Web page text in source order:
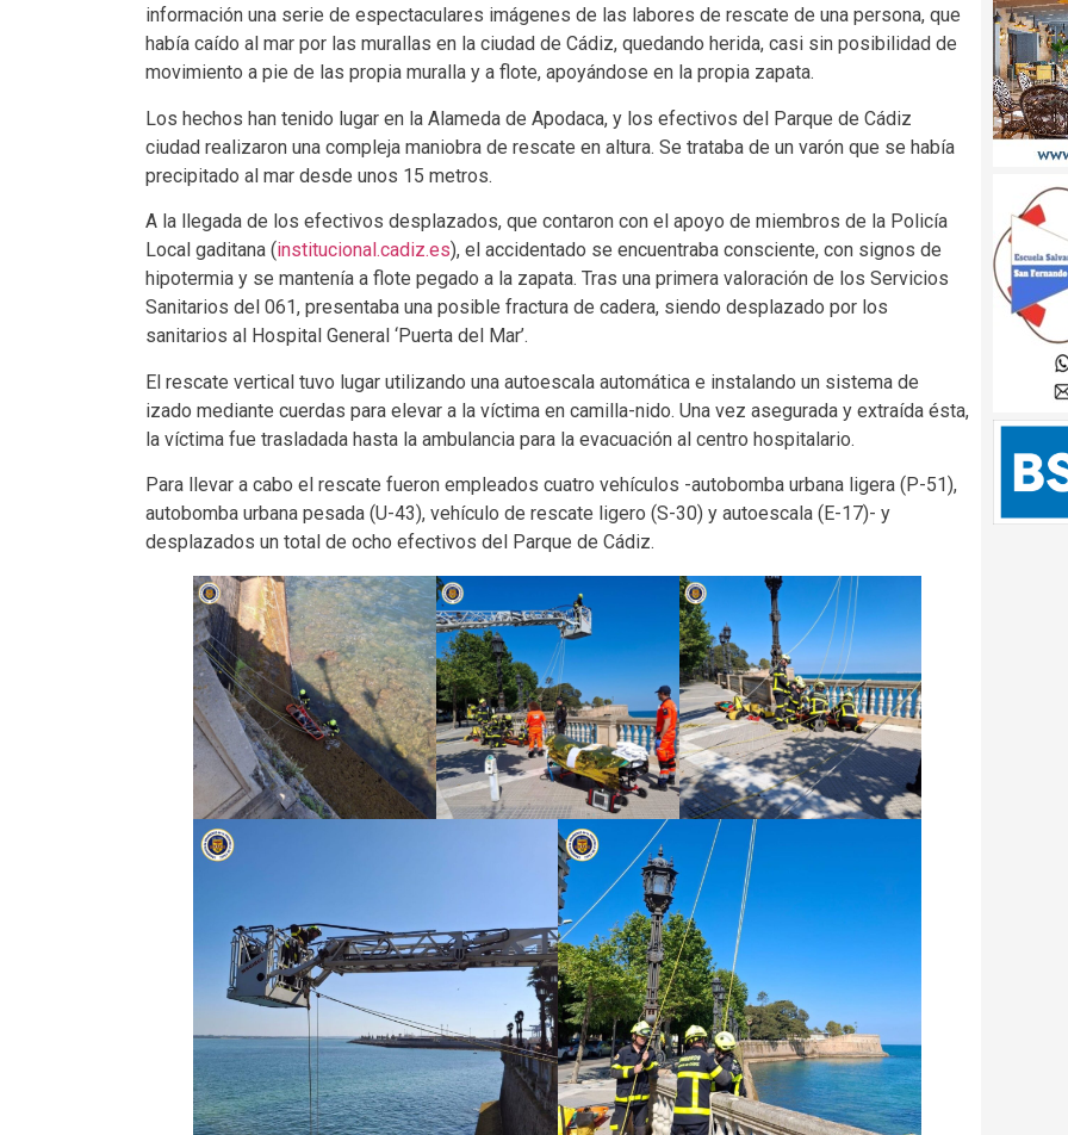
información una serie de espectaculares imágenes de las labores de rescate de una persona, que
había caído al mar por las murallas en la ciudad de Cádiz, quedando herida, casi sin posibilidad de
movimiento a pie de las propia muralla y a flote, apoyándose en la propia zapata.
Los hechos han tenido lugar en la Alameda de Apodaca, y los efectivos del Parque de Cádiz
ciudad realizaron una compleja maniobra de rescate en altura. Se trataba de un varón que se había
precipitado al mar desde unos 15 metros.
A la llegada de los efectivos desplazados, que contaron con el apoyo de miembros de la Policía
Local gaditana (institucional.cadiz.es), el accidentado se encuentraba consciente, con signos de
hipotermia y se mantenía a flote pegado a la zapata. Tras una primera valoración de los Servicios
Sanitarios del 061, presentaba una posible fractura de cadera, siendo desplazado por los
sanitarios al Hospital General ‘Puerta del Mar’.
El rescate vertical tuvo lugar utilizando una autoescala automática e instalando un sistema de
izado mediante cuerdas para elevar a la víctima en camilla-nido. Una vez asegurada y extraída ésta,
la víctima fue trasladada hasta la ambulancia para la evacuación al centro hospitalario.
Para llevar a cabo el rescate fueron empleados cuatro vehículos -autobomba urbana ligera (P-51),
autobomba urbana pesada (U-43), vehículo de rescate ligero (S-30) y autoescala (E-17)- y
desplazados un total de ocho efectivos del Parque de Cádiz.